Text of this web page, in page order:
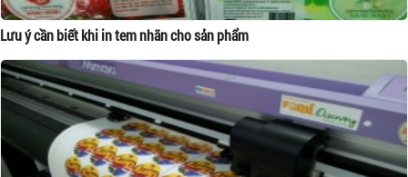
Lưu ý cần biết khi in tem nhãn cho sản phẩm